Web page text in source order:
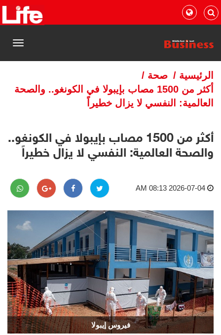
القائمة
الرئيسية / صحة /
أكثر من 1500 مصاب بإيبولا في الكونغو.. والصحة
العالمية: النفسي لا يزال خطيراً
أكثر من 1500 مصاب بإيبولا في الكونغو..
والصحة العالمية: النفسي لا يزال خطيراً
2026-07-04 08:13 AM
فيروس إيبولا